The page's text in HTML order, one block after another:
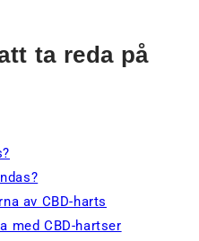
ta reda på
av CBD-harts
med CBD-hartser